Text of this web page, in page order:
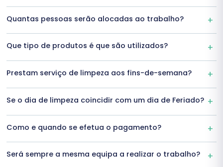
Quantas pessoas serão alocadas ao trabalho?
Que tipo de produtos é que são utilizados?
Prestam serviço de limpeza aos fins-de-semana?
Se o dia de limpeza coincidir com um dia de Feriado?
Como e quando se efetua o pagamento?
Será sempre a mesma equipa a realizar o trabalho?